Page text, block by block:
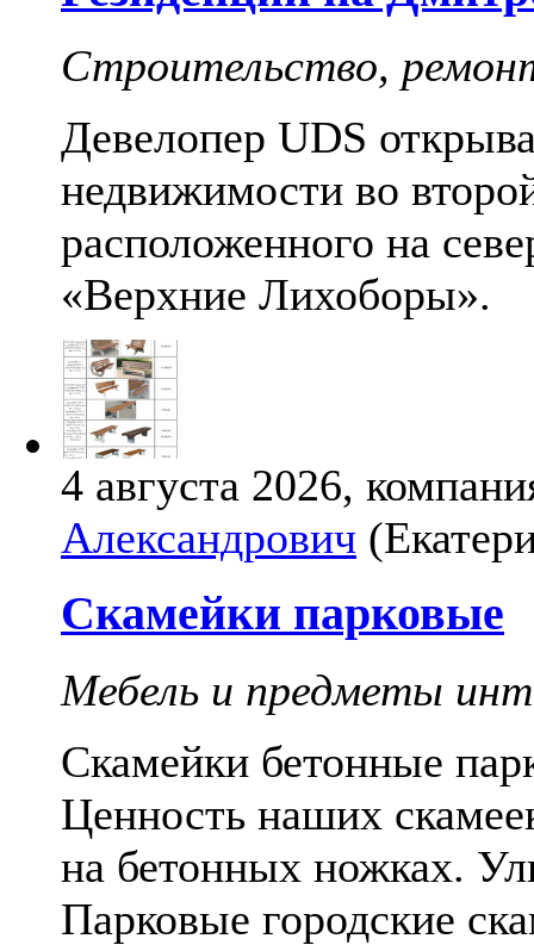
Строительство,
Девелопер UDS
недвижимости во
расположенного на
«Верхние Лихоборы».
4 августа 2026,
Александрович
Скамейки парковые
Мебель и предметы
Скамейки бетонные
Ценность наших
на бетонных ножках.
Парковые городские